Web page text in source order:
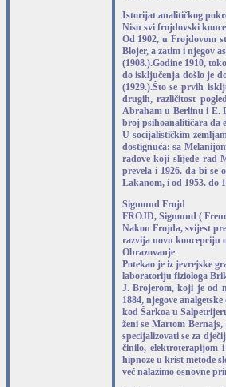
Istorijat analitičkog
Nisu svi frojdovski
Od 1902, u Frojdovom
Blojer, a zatim i njegov
(1908.).Godine 1910,
do isključenja došlo je
(1929.).Što se prvih
drugih, različitost
Abraham u Berlinu i E.
broj psihoanalitičara da
U socijalističkim
dostignuća: sa
radove koji slijede rad
prevela i 1926. da bi se
Lakanom, i od 1953. do
Sigmund Frojd
FROJD, Sigmund (
Nakon Frojda, svijest
razvija novu koncepciju
Obrazovanje
Potekao je iz jevrejske
laboratoriju fiziologa
J. Brojerom, koji je od
1884, njegove
kod Šarkoa u
ženi se Martom
specijalizovati se za
činilo, elektroterapijom
hipnoze u krist metode
već nalazimo osnovne